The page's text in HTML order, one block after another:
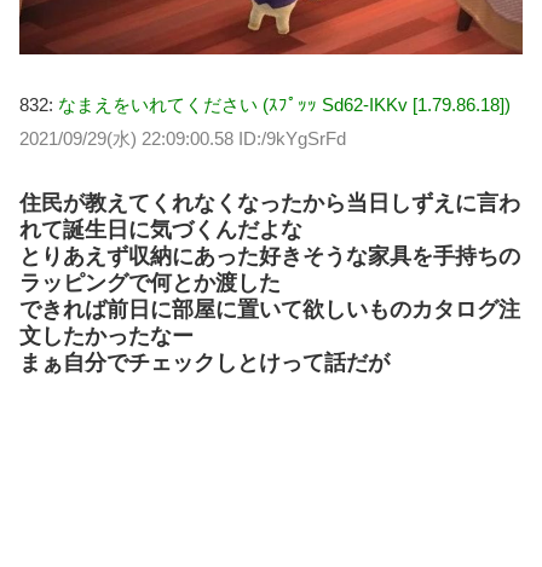
832: なまえをいれてください (ｽﾌﾟｯｯ Sd62-IKKv [1.79.86.18])
2021/09/29(水) 22:09:00.58 ID:/9kYgSrFd
住民が教えてくれなくなったから当日しずえに言わ
れて誕生日に気づくんだよな
とりあえず収納にあった好きそうな家具を手持ちの
ラッピングで何とか渡した
できれば前日に部屋に置いて欲しいものカタログ注
文したかったなー
まぁ自分でチェックしとけって話だが